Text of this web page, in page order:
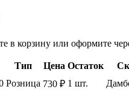
в корзину или оформите
Тип Цена Остаток
Розница 730 ₽ 1 шт.